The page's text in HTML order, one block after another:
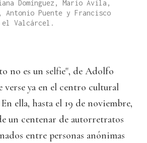
Domínguez, Mario Ávila,
Antonio Puente y Francisco
el Valcárcel.
no es un selfie", de Adolfo
verse ya en el centro cultural
ella, hasta el 19 de noviembre,
un centenar de autorretratos
entre personas anónimas